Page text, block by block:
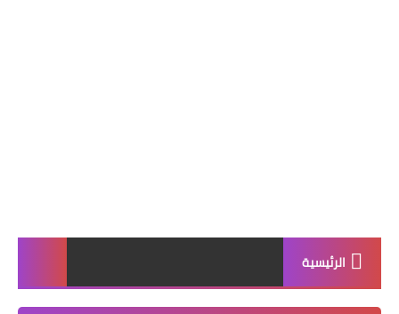
الرئيسية